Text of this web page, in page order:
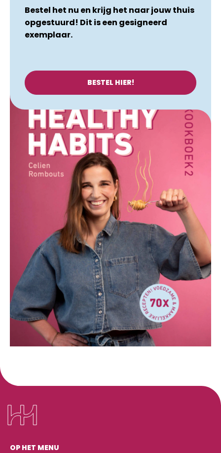
Bestel het nu en krijg het naar jouw thuis
opgestuurd! Dit is een gesigneerd
exemplaar.
BESTEL HIER!
OP HET MENU